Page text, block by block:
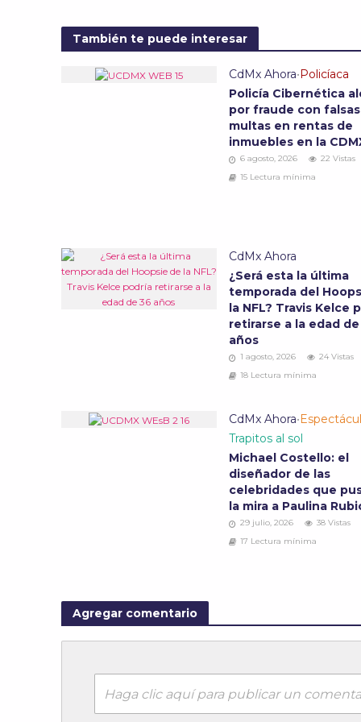
También te puede interesar
CdMx Ahora• Policíaca
Policía Cibernética
por fraude con falsas
multas en rentas de
inmuebles en la
6 agosto, 2026
22 Vistas
15 Lectura mínima
CdMx Ahora
¿Será esta la última
temporada del
la NFL? Travis Kelce
retirarse a la edad
años
1 agosto, 2026
24 Vistas
18 Lectura mínima
CdMx Ahora•
Trapitos al sol
Michael Costello: el
diseñador de las
celebridades que
la mira a Paulina
29 julio, 2026
38 Vistas
17 Lectura mínima
Agregar comentario
Haga clic aquí para publicar un